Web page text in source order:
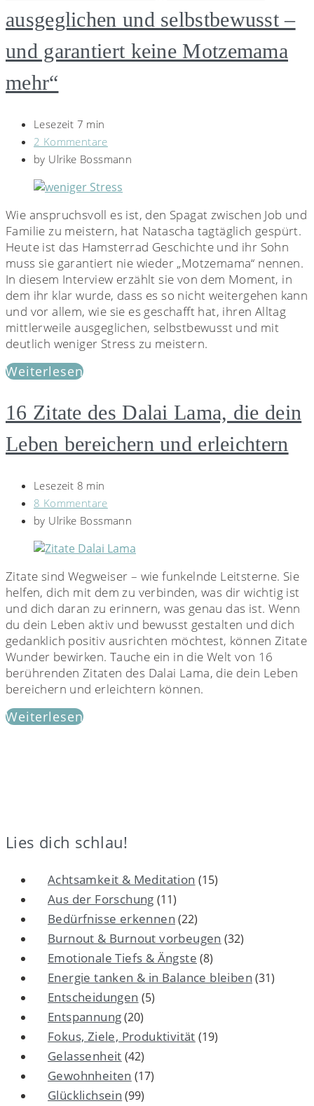
ausgeglichen und selbstbewusst –
und garantiert keine Motzemama
mehr“
Lesezeit 7 min
2 Kommentare
by Ulrike Bossmann
Wie anspruchsvoll es ist, den Spagat zwischen Job und
Familie zu meistern, hat Natascha tagtäglich gespürt.
Heute ist das Hamsterrad Geschichte und ihr Sohn
muss sie garantiert nie wieder „Motzemama“ nennen.
In diesem Interview erzählt sie von dem Moment, in
dem ihr klar wurde, dass es so nicht weitergehen kann
und vor allem, wie sie es geschafft hat, ihren Alltag
mittlerweile ausgeglichen, selbstbewusst und mit
deutlich weniger Stress zu meistern.
Weiterlesen
16 Zitate des Dalai Lama, die dein
Leben bereichern und erleichtern
Lesezeit 8 min
8 Kommentare
by Ulrike Bossmann
Zitate sind Wegweiser – wie funkelnde Leitsterne. Sie
helfen, dich mit dem zu verbinden, was dir wichtig ist
und dich daran zu erinnern, was genau das ist. Wenn
du dein Leben aktiv und bewusst gestalten und dich
gedanklich positiv ausrichten möchtest, können Zitate
Wunder bewirken. Tauche ein in die Welt von 16
berührenden Zitaten des Dalai Lama, die dein Leben
bereichern und erleichtern können.
Weiterlesen
Lies dich schlau!
Achtsamkeit & Meditation (15)
Aus der Forschung (11)
Bedürfnisse erkennen (22)
Burnout & Burnout vorbeugen (32)
Emotionale Tiefs & Ängste (8)
Energie tanken & in Balance bleiben (31)
Entscheidungen (5)
Entspannung(20)
Fokus, Ziele, Produktivität (19)
Gelassenheit (42)
Gewohnheiten (17)
Glücklichsein (99)